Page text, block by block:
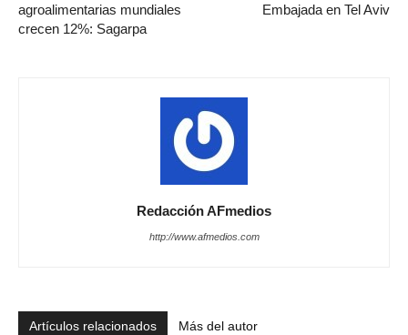
agroalimentarias mundiales
crecen 12%: Sagarpa
Embajada en Tel Aviv
Redacción AFmedios
http://www.afmedios.com
Artículos relacionados Más del autor